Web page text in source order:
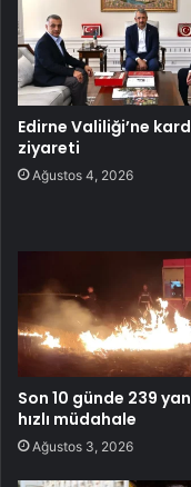
Edirne Valiliği’ne
ziyareti
Ağustos 4, 2026
Son 10 günde 239
hızlı müdahale
Ağustos 3, 2026